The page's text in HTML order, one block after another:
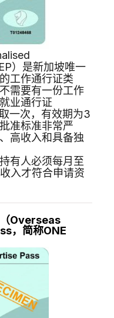
）是新加坡唯一
工作通行证类
需要有一份工作
业通行证
一次，有效期为3
准标准非常严
高收入和具备独
有人必须每月至
入才符合申请资
Overseas
，简称ONE